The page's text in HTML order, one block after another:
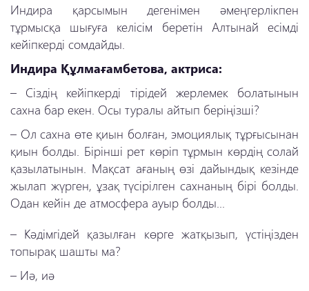
Индира қарсымын дегенімен әмеңгерлікпен
тұрмысқа шығуға келісім беретін Алтынай есімді
кейіпкерді сомдайды.
Индира Құлмағамбетова, актриса:
– Сіздің кейіпкерді тірідей жерлемек болатынын
сахна бар екен. Осы туралы айтып беріңізші?
– Ол сахна өте қиын болған, эмоциялық тұрғысынан
қиын болды. Бірінші рет көріп тұрмын көрдің солай
қазылатынын. Мақсат ағаның өзі дайындық кезінде
жылап жүрген, ұзақ түсірілген сахнаның бірі болды.
Одан кейін де атмосфера ауыр болды...
– Кәдімгідей қазылған көрге жатқызып, үстіңізден
топырақ шашты ма?
– Иә, иә